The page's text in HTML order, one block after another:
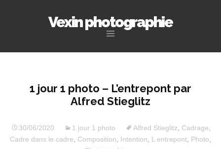
Vexin photographie
principal
1 jour 1 photo – L’entrepont par
Alfred Stieglitz
30/06/2020 1 jour 1 photo Alfred Stieglitz Cadrage
Cadre dans le cadre
Composition Intention L entrepont Photo